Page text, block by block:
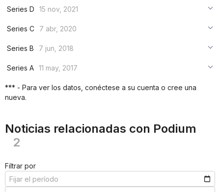
Series D
15 nov, 2021
***
Series C
7 abr, 2020
***
Series B
7 jun, 2018
***
Series A 11 may, 2017
*** - Para ver los datos, conéctese a su cuenta o cree una
nueva.
Noticias relacionadas con Podium
2
Filtrar por